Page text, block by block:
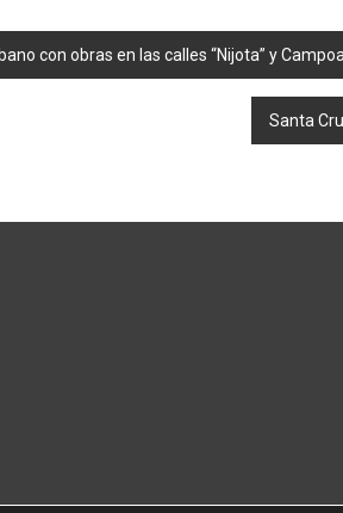
con obras en las calles “Nijota” y
Santa